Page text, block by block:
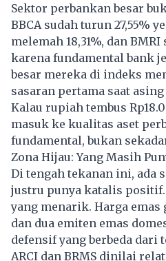
Sektor perbankan besar
BBCA sudah turun 27,55%
melemah 18,31%, dan BMRI
karena fundamental bank
besar mereka di indeks
sasaran pertama saat
Kalau rupiah tembus
masuk ke kualitas aset
fundamental, bukan
Zona Hijau: Yang Masih
Di tengah tekanan ini, ada
justru punya katalis positif.
yang menarik. Harga
dan dua emiten emas
defensif yang berbeda dari
ARCI dan BRMS dinilai